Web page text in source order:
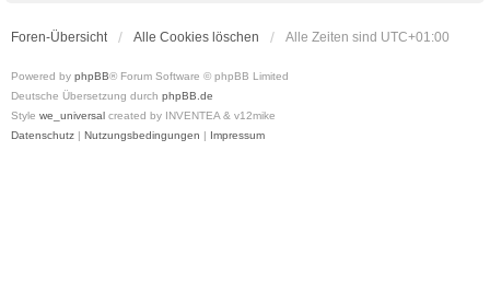
Foren-Übersicht Alle Cookies löschen Alle Zeiten sind UTC+01:00
Powered by phpBB® Forum Software © phpBB Limited
Deutsche Übersetzung durch phpBB.de
Style we_universal created by INVENTEA & v12mike
Datenschutz | Nutzungsbedingungen | Impressum